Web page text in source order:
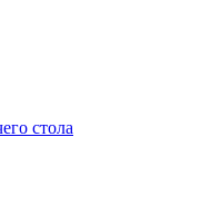
стола